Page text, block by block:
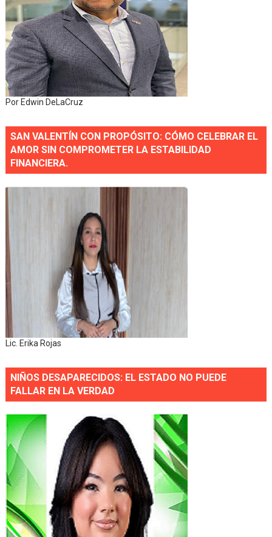
Por Edwin DeLaCruz
SAN VALENTÍN CON PROPÓSITO: CÓMO CELEBRAR EL
AMOR SIN COMPROMETER LA ESTABILIDAD
FINANCIERA.
Lic. Erika Rojas
NIÑOS DESAPARECIDOS: EL ESTADO NO PUEDE
FALLAR EN LA VERDAD